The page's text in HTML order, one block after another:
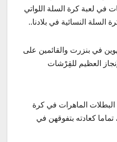
في لعبة كرة السلة اللواتي
النسائية في بلادنا..
في بنزرت والقائمين على
العظيم للقِرْشات
البطلات الماهرات في كرة
تماما كعادته بتفوقهن في